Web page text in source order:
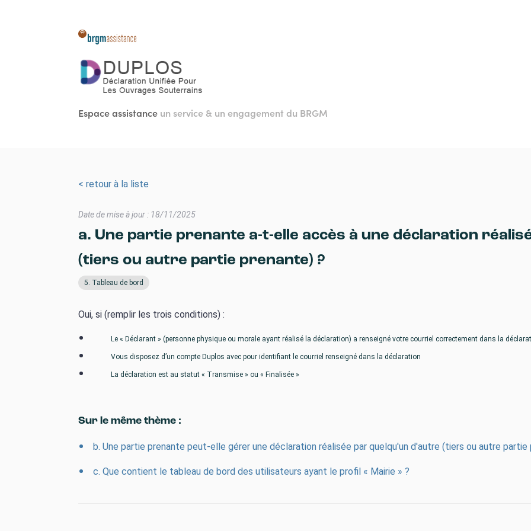
Espace assistance un service & un engagement du BRGM
< retour à la liste
Date de mise à jour : 18/11/2025
a. Une partie prenante a-t-elle accès à une déclaration
(tiers ou autre partie prenante) ?
5. Tableau de bord
Oui, si (remplir les trois conditions) :
Le « Déclarant » (personne physique ou morale ayant réalisé la déclaration) a renseigné votre courriel correctement dans la
Vous disposez d’un compte Duplos avec pour identifiant le courriel renseigné dans la déclaration
La déclaration est au statut « Transmise » ou « Finalisée »
Sur le même thème :
b. Une partie prenante peut-elle gérer une déclaration réalisée par quelqu'un d'autre (tiers ou autre partie
c. Que contient le tableau de bord des utilisateurs ayant le profil « Mairie » ?